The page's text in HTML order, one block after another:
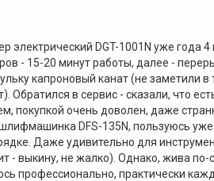
электрический DGT-1001N уже года
- 15-20 минут работы, далее -
капроновый канат (не заметили
Обратился в сервис - сказали, что
покупкой очень доволен, даже
DFS-135N, пользуюсь
Даже удивительно для
- выкину, не жалко). Однако, жива
профессионально, практически